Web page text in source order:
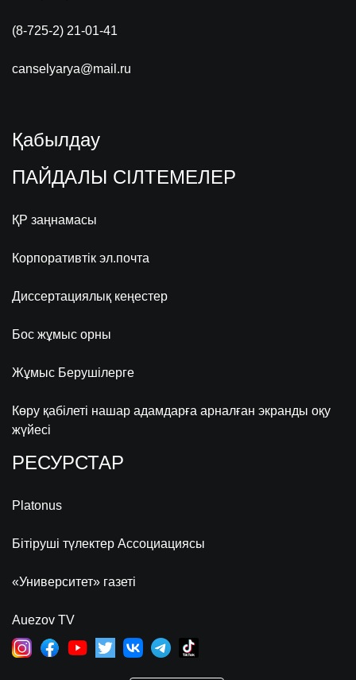
(8-725-2) 21-01-41
canselyarya@mail.ru
Қабылдау
ПАЙДАЛЫ СІЛТЕМЕЛЕР
ҚР заңнамасы
Корпоративтік эл.почта
Диссертациялық кеңестер
Бос жұмыс орны
Жұмыс Берушілерге
Көру қабілеті нашар адамдарға арналған экранды оқу
жүйесі
РЕСУРСТАР
Platonus
Бітіруші түлектер Ассоциациясы
«Университет» газеті
Auezov TV